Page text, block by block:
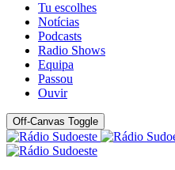
Tu escolhes
Notícias
Podcasts
Radio Shows
Equipa
Passou
Ouvir
Off-Canvas Toggle